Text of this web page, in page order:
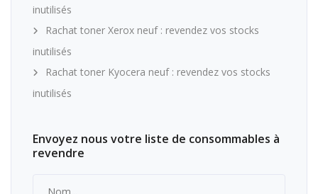
inutilisés
Rachat toner Xerox neuf : revendez vos stocks
inutilisés
Rachat toner Kyocera neuf : revendez vos stocks
inutilisés
Envoyez nous votre liste de consommables à
revendre